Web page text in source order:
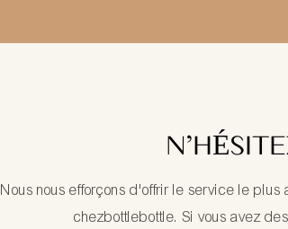
Nous nous efforçons d'offrir le service le
chezbottlebottle. Si vous avez